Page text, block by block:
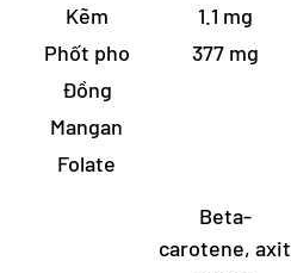
Kẽm
1.1 mg
Phốt pho
377 mg
Đồng
Mangan
Folate
Beta-
carotene, axit